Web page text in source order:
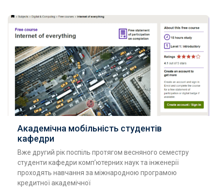
Академічна мобільність студентів
кафедри
Вже другий рік поспіль протягом весняного семестру
студенти кафедри комп’ютерних наук та інженерії
проходять навчання за міжнародною програмою
кредитної академічної